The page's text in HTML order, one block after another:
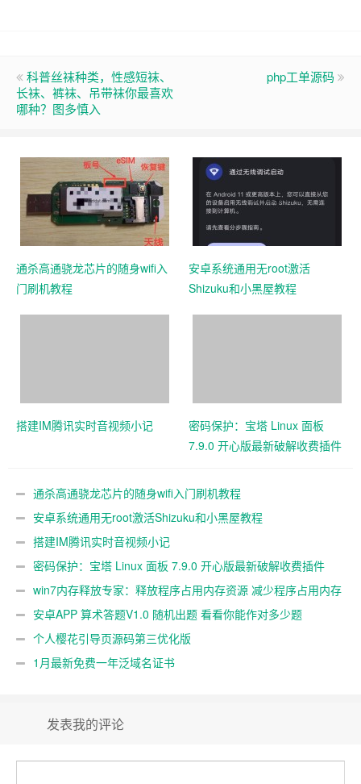
科普丝袜种类，性感短袜、
长袜、裤袜、吊带袜你最喜欢
哪种？图多慎入
php工单源码
通杀高通骁龙芯片的随身wifi入
门刷机教程
安卓系统通用无root激活
Shizuku和小黑屋教程
搭建IM腾讯实时音视频小记
密码保护：宝塔 Linux 面板
7.9.0 开心版最新破解收费插件
通杀高通骁龙芯片的随身wifi入门刷机教程
安卓系统通用无root激活Shizuku和小黑屋教程
搭建IM腾讯实时音视频小记
密码保护：宝塔 Linux 面板 7.9.0 开心版最新破解收费插件
win7内存释放专家：释放程序占用内存资源 减少程序占用内存
率 安卓APP 算术答题V1.0 随机出题 看看你能作对多少题
个人樱花引导页源码第三优化版
1月最新免费一年泛域名证书
发表我的评论